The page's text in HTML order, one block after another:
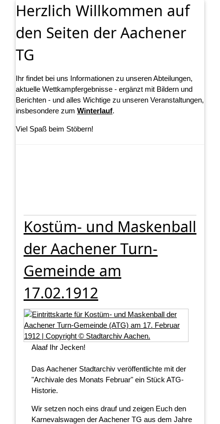
Herzlich Willkommen auf
den Seiten der Aachener
TG
Ihr findet bei uns Informationen zu unseren Abteilungen,
aktuelle Wettkampfergebnisse - ergänzt mit Bildern und
Berichten - und alles Wichtige zu unseren Veranstaltungen,
insbesondere zum Winterlauf.
Viel Spaß beim Stöbern!
Kostüm- und Maskenball
der Aachener Turn-
Gemeinde am
17.02.1912
Alaaf Ihr Jecken!
Das Aachener Stadtarchiv veröffentlichte mit der
"Archivale des Monats Februar" ein Stück ATG-
Historie.
Wir setzen noch eins drauf und zeigen Euch den
Karnevalswagen der Aachener TG aus dem Jahre